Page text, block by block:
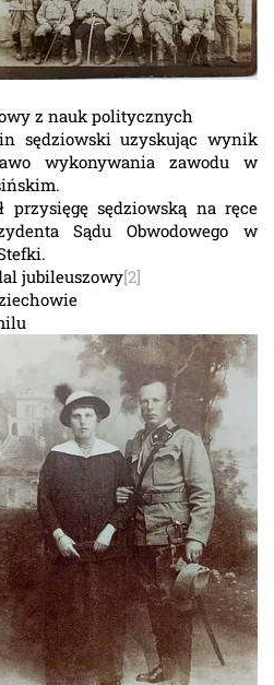
z nauk politycznych
sędziowski uzyskując wynik
wykonywania zawodu w
przysięgę sędziowską na ręce
Sądu Obwodowego w
jubileuszowy[2]